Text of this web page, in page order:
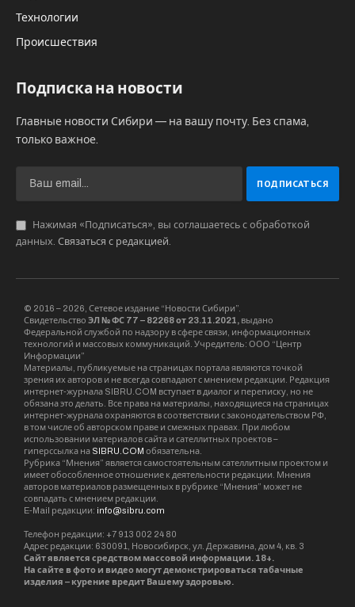
Технологии
Происшествия
Подписка на новости
Главные новости Сибири — на вашу почту. Без спама,
только важное.
Нажимая «Подписаться», вы соглашаетесь с обработкой
данных. Связаться с редакцией
© 2016 – 2026, Сетевое издание “Новости Сибири”.
Свидетельство ЭЛ № ФС 77 – 82268 от 23.11.2021, выдано
Федеральной службой по надзору в сфере связи, информационных
технологий и массовых коммуникаций. Учредитель: ООО “Центр
Информации”
Материалы, публикуемые на страницах портала являются точкой
зрения их авторов и не всегда совпадают с мнением редакции. Редакция
интернет-журнала SIBRU.COM вступает в диалог и переписку, но не
обязана это делать. Все права на материалы, находящиеся на страницах
интернет-журнала охраняются в соответствии с законодательством РФ,
в том числе об авторском праве и смежных правах. При любом
использовании материалов сайта и сателлитных проектов –
гиперссылка на SIBRU.COM обязательна.
Рубрика “Мнения” является самостоятельным сателлитным проектом и
имеет обособленное отношение к деятельности редакции. Мнения
авторов материалов размещенных в рубрике “Мнения” может не
совпадать с мнением редакции.
E-Mail редакции: info@sibru.com
Телефон редакции: +7 913 002 24 80
Адрес редакции: 630091, Новосибирск, ул. Державина, дом 4, кв. 3
Сайт является средством массовой информации. 18+.
На сайте в фото и видео могут демонстрироваться табачные
изделия – курение вредит Вашему здоровью.